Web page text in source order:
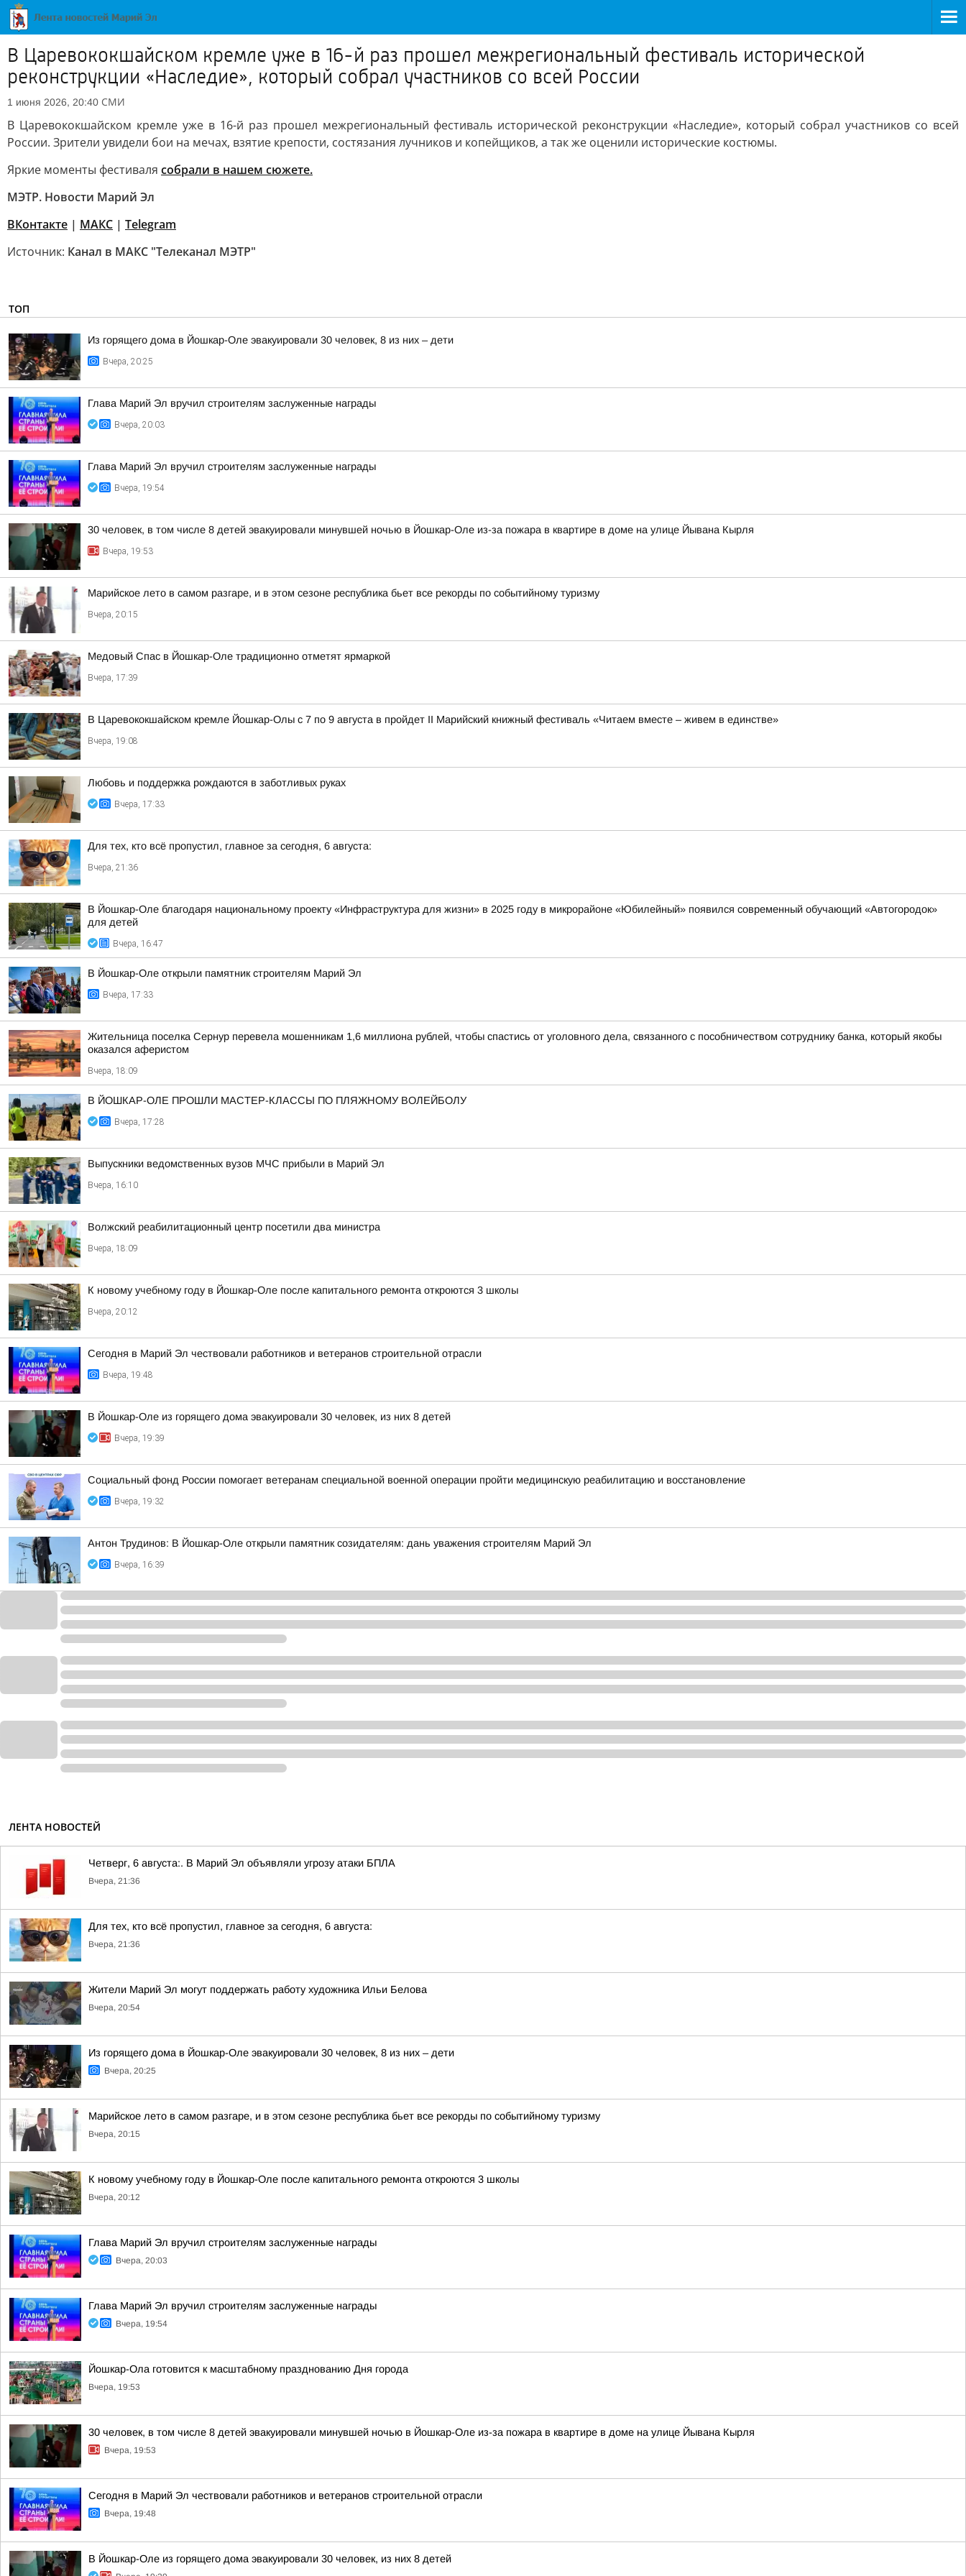
В Царевококшайском кремле уже в 16-й раз прошел межрегиональный фестиваль исторической
реконструкции «Наследие», который собрал участников со всей России
1 июня 2026, 20:40 СМИ
В Царевококшайском кремле уже в 16-й раз прошел межрегиональный фестиваль исторической реконструкции «Наследие», который собрал участников со всей
России. Зрители увидели бои на мечах, взятие крепости, состязания лучников и копейщиков, а так же оценили исторические костюмы.
Яркие моменты фестиваля собрали в нашем сюжете.
МЭТР. Новости Марий Эл
ВКонтакте | MAКС | Telegram
Источник: Канал в МАКС "Телеканал МЭТР"
ТОП
Из горящего дома в Йошкар-Оле эвакуировали 30 человек, 8 из них – дети
Вчера, 20:25
Глава Марий Эл вручил строителям заслуженные награды
Вчера, 20:03
Глава Марий Эл вручил строителям заслуженные награды
Вчера, 19:54
30 человек, в том числе 8 детей эвакуировали минувшей ночью в Йошкар-Оле из-за пожара в квартире в доме на улице Йывана Кырля
Вчера, 19:53
Марийское лето в самом разгаре, и в этом сезоне республика бьет все рекорды по событийному туризму
Вчера, 20:15
Медовый Спас в Йошкар-Оле традиционно отметят ярмаркой
Вчера, 17:39
В Царевококшайском кремле Йошкар-Олы с 7 по 9 августа в пройдет II Марийский книжный фестиваль «Читаем вместе – живем в единстве»
Вчера, 19:08
Любовь и поддержка рождаются в заботливых руках
Вчера, 17:33
Для тех, кто всё пропустил, главное за сегодня, 6 августа:
Вчера, 21:36
В Йошкар-Оле благодаря национальному проекту «Инфраструктура для жизни» в 2025 году в микрорайоне «Юбилейный» появился современный обучающий «Автогородок»
для детей
Вчера, 16:47
В Йошкар-Оле открыли памятник строителям Марий Эл
Вчера, 17:33
Жительница поселка Сернур перевела мошенникам 1,6 миллиона рублей, чтобы спастись от уголовного дела, связанного с пособничеством сотруднику банка, который якобы
оказался аферистом
Вчера, 18:09
В ЙОШКАР-ОЛЕ ПРОШЛИ МАСТЕР-КЛАССЫ ПО ПЛЯЖНОМУ ВОЛЕЙБОЛУ
Вчера, 17:28
Выпускники ведомственных вузов МЧС прибыли в Марий Эл
Вчера, 16:10
Волжский реабилитационный центр посетили два министра
Вчера, 18:09
К новому учебному году в Йошкар-Оле после капитального ремонта откроются 3 школы
Вчера, 20:12
Сегодня в Марий Эл чествовали работников и ветеранов строительной отрасли
Вчера, 19:48
В Йошкар-Оле из горящего дома эвакуировали 30 человек, из них 8 детей
Вчера, 19:39
Социальный фонд России помогает ветеранам специальной военной операции пройти медицинскую реабилитацию и восстановление
Вчера, 19:32
Антон Трудинов: В Йошкар-Оле открыли памятник созидателям: дань уважения строителям Марий Эл
Вчера, 16:39
ЛЕНТА НОВОСТЕЙ
Четверг, 6 августа:. В Марий Эл объявляли угрозу атаки БПЛА
Вчера, 21:36
Для тех, кто всё пропустил, главное за сегодня, 6 августа:
Вчера, 21:36
Жители Марий Эл могут поддержать работу художника Ильи Белова
Вчера, 20:54
Из горящего дома в Йошкар-Оле эвакуировали 30 человек, 8 из них – дети
Вчера, 20:25
Марийское лето в самом разгаре, и в этом сезоне республика бьет все рекорды по событийному туризму
Вчера, 20:15
К новому учебному году в Йошкар-Оле после капитального ремонта откроются 3 школы
Вчера, 20:12
Глава Марий Эл вручил строителям заслуженные награды
Вчера, 20:03
Глава Марий Эл вручил строителям заслуженные награды
Вчера, 19:54
Йошкар-Ола готовится к масштабному празднованию Дня города
Вчера, 19:53
30 человек, в том числе 8 детей эвакуировали минувшей ночью в Йошкар-Оле из-за пожара в квартире в доме на улице Йывана Кырля
Вчера, 19:53
Сегодня в Марий Эл чествовали работников и ветеранов строительной отрасли
Вчера, 19:48
В Йошкар-Оле из горящего дома эвакуировали 30 человек, из них 8 детей